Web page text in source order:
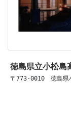
徳島県立小松島
〒773-0010　徳島